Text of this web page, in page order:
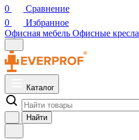
0
Сравнение
0
Избранное
Офисная мебель Офисные кресла
Каталог
Найти